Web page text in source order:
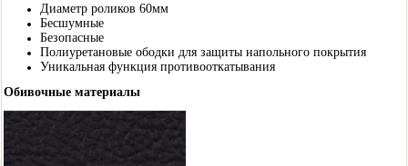
Диаметр роликов 60мм
Бесшумные
Безопасные
Полиуретановые ободки для защиты напольного покрытия
Уникальная функция противооткатывания
Обивочные материалы